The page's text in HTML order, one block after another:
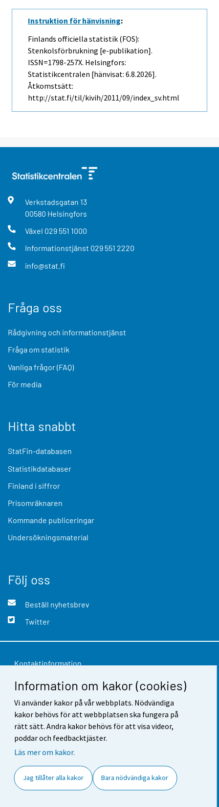
Information om kakor (cookies)
Vi använder kakor på vår webbplats. Nödvändiga
kakor behövs för att webbplatsen ska fungera på
rätt sätt. Andra kakor behövs för att visa videor,
poddar och feedbacktjäster.
Läs mer om kakor.
Jag tillåter alla kakor Bara nödvändiga kakor
Instruktion för hänvisning:
Finlands officiella statistik (FOS):
Stenkolsförbrukning [e-publikation].
ISSN=1798-257X. Helsingfors:
Statistikcentralen [hänvisat: 6.8.2026].
Åtkomstsätt:
http://stat.fi/til/kivih/2011/09/index_sv.html
Verkstadsgatan 13
00580 Helsingfors
Växel 029 551 1000
Informationstjänst 029 551 2220
info@stat.fi
Fråga oss
Rådgivning och informationstjänst
Fråga om statistik
Vanliga frågor (FAQ)
För media
Hitta snabbt
StatFin-databasen
Statistikdatabaser
Finland i siffror
Prisomräknaren
Kommande publiceringar
Undersökningsmaterial
Följ oss
Beställ nyhetsbrev
Twitter
Kontaktinformation
Respons
Användarvillkor
Dataskydd
Tillgänglighet
Cookie-inställningar